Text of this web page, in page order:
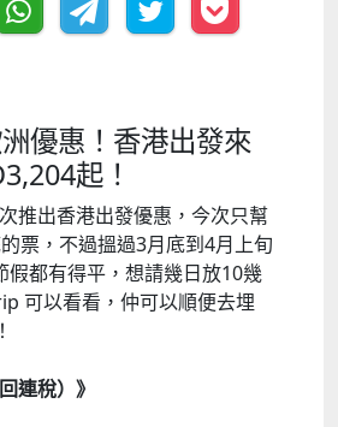
優惠！香港出發來
起！
推出香港出發優惠，今次只幫
票，不過搵過3月底到4月上旬
假都有得平，想請幾日放10幾
可以看看，仲可以順便去埋
連稅）》